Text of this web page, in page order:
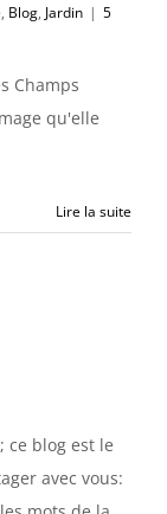
, Blog, Jardin | 5
Champs
qu'elle
Lire la suite
ce blog est le
avec vous: